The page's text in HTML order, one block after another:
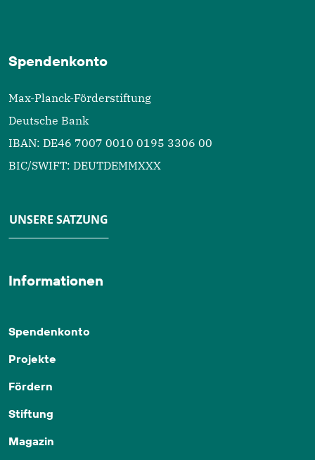
Spendenkonto
Max-Planck-Förderstiftung
Deutsche Bank
IBAN: DE46 7007 0010 0195 3306 00
BIC/SWIFT: DEUTDEMMXXX
UNSERE SATZUNG
Informationen
Spendenkonto
Projekte
Fördern
Stiftung
Magazin